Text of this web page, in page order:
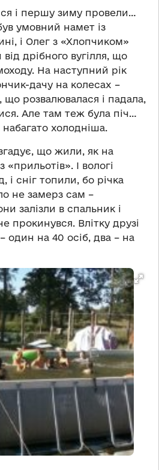
і першу зиму провели…
умовний намет із
і Олег з «Хлопчиком»
дрібного вугілля, що
На наступний рік
дачу на колесах –
що розвалювалася і падала,
Але там теж була піч…
холодніша.
що жили, як на
«прильотів». І вологі
і сніг топили, бо річка
не замерз сам –
залізли в спальник і
прокинувся. Влітку друзі
один на 40 осіб, два – на